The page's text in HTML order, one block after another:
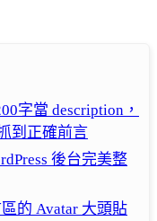
字當 description，
到正確前言
後台完美整
的 Avatar 大頭貼